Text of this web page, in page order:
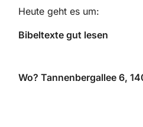
Heute geht es um:
Bibeltexte gut lesen
Wo? Tannenbergallee 6,